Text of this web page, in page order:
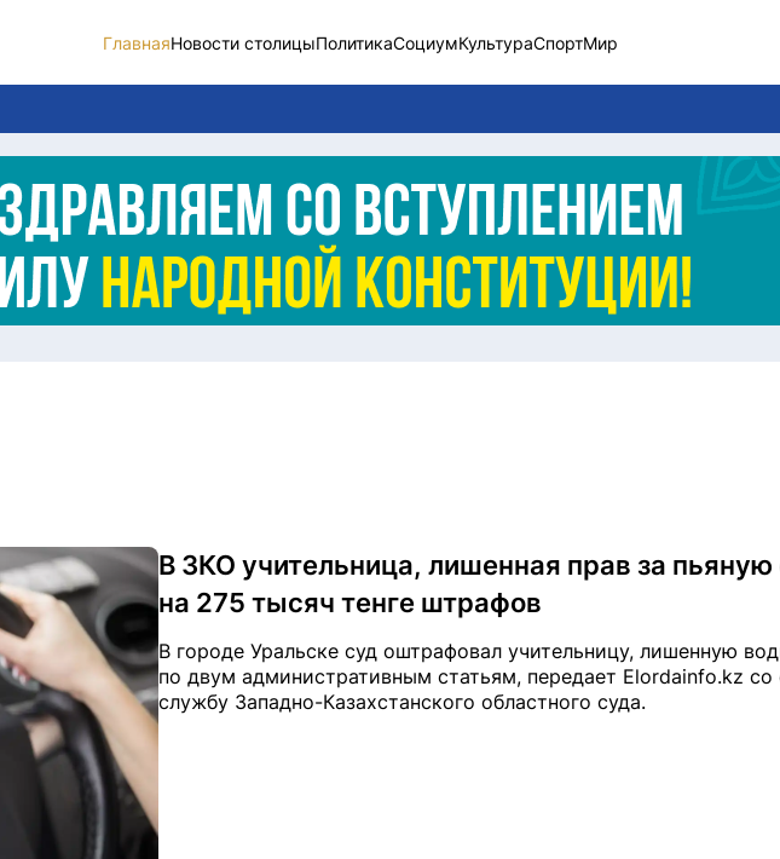
ГлавнаяНовости столицыПолитикаСоциумКультураСпортМир
Новости столицы
Политика
Социум
Экономика
Спорт
Культура
В ЗКО учительница, лишенная прав за пьяную
на 275 тысяч тенге штрафов
В городе Уральске суд оштрафовал учительницу, лишенную
по двум административным статьям, передает Elordainfo.kz
службу Западно-Казахстанского областного суда.